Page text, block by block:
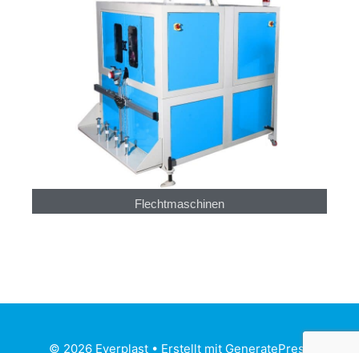
Flechtmaschinen
© 2026 Everplast• Erstellt mit GeneratePress